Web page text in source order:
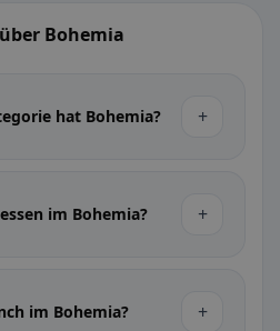
Bohemia
hat Bohemia? +
im Bohemia? +
im Bohemia? +